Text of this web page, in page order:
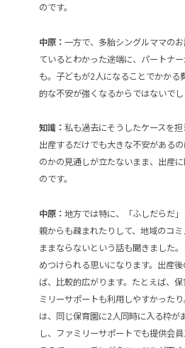
のです。
中原： 一方で、多胎シングルママの
ているとわかった途端に、パートナ
も。子どもが2人になることでかか
的な不安が強くなるからではないでし
知識： 私も過去にそうしたケースを
出産するだけでも大きな不安がある
のかの見通しが立たないまま、出産
のです。
中原： 地方では特に、「ふしだらだ
親からも疎まれたりして、地域のコ
ままならないという話も聞きました
めつけられる思いになります。出産
ば、比較的広がります。たとえば、
ミリーサポートも利用しやすかった
は、同じ保育園に2人同時に入る枠
し、ファミリーサポートでも提供会